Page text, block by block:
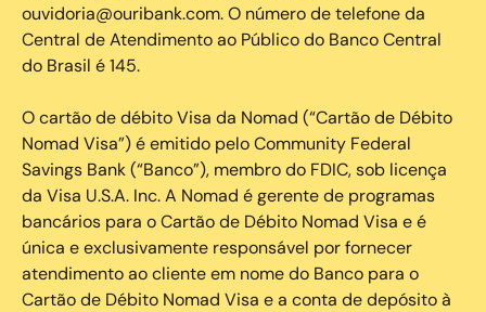
ouvidoria@ouribank.com. O número de telefone da
Central de Atendimento ao Público do Banco Central
do Brasil é 145.
O cartão de débito Visa da Nomad (“Cartão de Débito
Nomad Visa”) é emitido pelo Community Federal
Savings Bank (“Banco”), membro do FDIC, sob licença
da Visa U.S.A. Inc. A Nomad é gerente de programas
bancários para o Cartão de Débito Nomad Visa e é
única e exclusivamente responsável por fornecer
atendimento ao cliente em nome do Banco para o
Cartão de Débito Nomad Visa e a conta de depósito à